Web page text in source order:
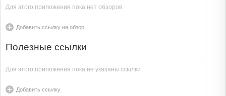
Для этого приложения пока нет обзоров
Добавить ссылку на обзор
Полезные ссылки
Для этого приложения пока не указаны ссылки
Добавить ссылку